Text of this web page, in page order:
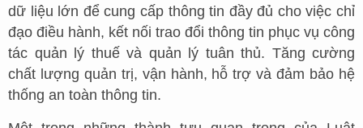
dữ liệu lớn để cung cấp thông tin đầy đủ cho việc chỉ
đạo điều hành, kết nối trao đổi thông tin phục vụ công
tác quản lý thuế và quản lý tuân thủ. Tăng cường
chất lượng quản trị, vận hành, hỗ trợ và đảm bảo hệ
thống an toàn thông tin.